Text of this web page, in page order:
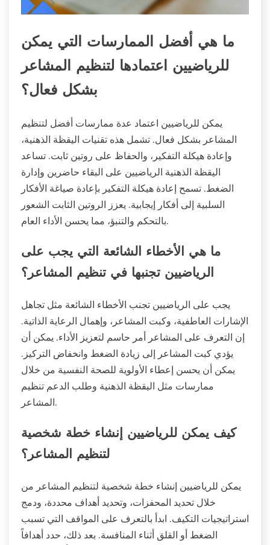
ما هي أفضل الممارسات التي يمكن
للرياضيين اعتمادها لتنظيم المشاعر
بشكل فعال؟
يمكن للرياضيين اعتماد عدة ممارسات أفضل لتنظيم
المشاعر بشكل فعال. تشمل هذه تقنيات اليقظة الذهنية،
وإعادة هيكلة التفكير، والحفاظ على روتين ثابت. تساعد
اليقظة الذهنية الرياضيين على البقاء حاضرين وإدارة
الضغط. تسمح إعادة هيكلة التفكير بإعادة صياغة الأفكار
السلبية إلى أفكار إيجابية. يعزز الروتين الثابت الشعور
بالتحكم والتنبؤ، مما يحسن الأداء العام.
ما هي الأخطاء الشائعة التي يجب على
الرياضيين تجنبها في تنظيم المشاعر؟
يجب على الرياضيين تجنب الأخطاء الشائعة مثل تجاهل
الإشارات العاطفية، وكبت المشاعر، وإهمال الرعاية الذاتية.
إن التعرف على المشاعر أمر حاسم لتعزيز الأداء. يمكن أن
يؤدي كبت المشاعر إلى زيادة الضغط وانخفاض التركيز.
يمكن أن يحسن إعطاء الأولوية للصحة النفسية من خلال
ممارسات مثل اليقظة الذهنية وطلب الدعم تنظيم
المشاعر.
كيف يمكن للرياضيين إنشاء خطة شخصية
لتنظيم المشاعر؟
يمكن للرياضيين إنشاء خطة شخصية لتنظيم المشاعر من
خلال تحديد المحفزات، وتحديد أهداف محددة، ودمج
استراتيجيات التكيف. ابدأ بالتعرف على المواقف التي تسبب
الضغط أو القلق أثناء المنافسة. بعد ذلك، حدد أهدافاً